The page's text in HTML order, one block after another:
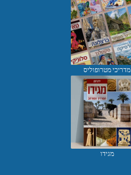
מדריכי מטרופוליס
מגידו